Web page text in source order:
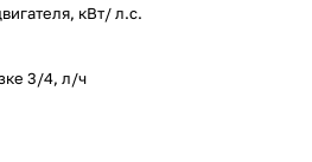
кВт/ л.с.
3/4, л/ч